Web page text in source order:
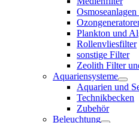
Plankton und
Rollenvliesfilter
sonstige Filter
Zeolith Filter
Aquariensysteme
Aquarien und
Technikbecken
Zubehör
Beleuchtung